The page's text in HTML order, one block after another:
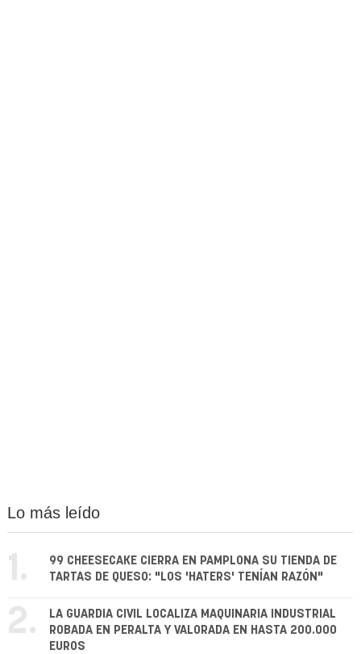
Lo más leído
1.
99 CHEESECAKE CIERRA EN PAMPLONA SU TIENDA DE
TARTAS DE QUESO: "LOS 'HATERS' TENÍAN RAZÓN"
2.
LA GUARDIA CIVIL LOCALIZA MAQUINARIA INDUSTRIAL
ROBADA EN PERALTA Y VALORADA EN HASTA 200.000
EUROS